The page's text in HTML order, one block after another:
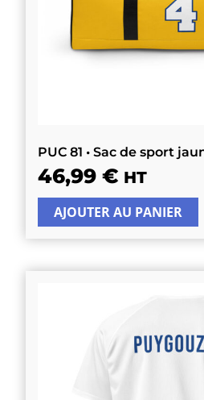
PUC 81 • Sac de sport
46,99€ HT
AJOUTER AU PANIER